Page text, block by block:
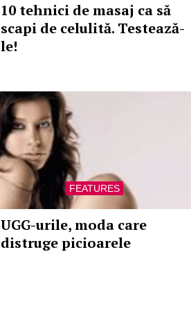
10 tehnici de masaj ca să
scapi de celulită. Testează-
le!
FEATURES
UGG-urile, moda care
distruge picioarele